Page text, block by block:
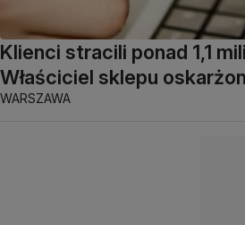
Klienci stracili ponad 1,1
Właściciel sklepu
WARSZAWA